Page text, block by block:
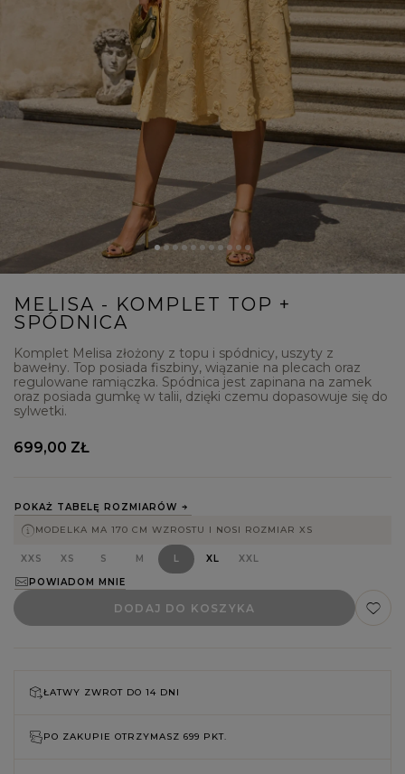
MELISA - KOMPLET TOP +
SPÓDNICA
Komplet Melisa złożony z topu i spódnicy, uszyty z
bawełny. Top posiada fiszbiny, wiązanie na plecach oraz
regulowane ramiączka. Spódnica jest zapinana na zamek
oraz posiada gumkę w talii, dzięki czemu dopasowuje się do
sylwetki.
POKAŻ TABELĘ ROZMIARÓW
MODELKA MA 170 CM WZROSTU I NOSI ROZMIAR XS
XXS XS S M L XL XXL
DODAJ DO KOSZYKA
POWIADOM MNIE
699,00 ZŁ
ŁATWY ZWROT DO 14 DNI
PO ZAKUPIE OTRZYMASZ 699 PKT.